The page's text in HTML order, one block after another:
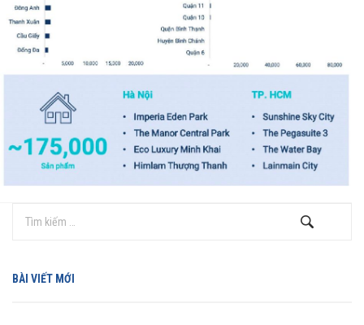
BÀI VIẾT MỚI